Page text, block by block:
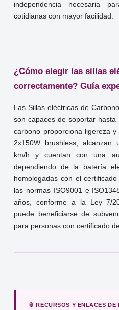
independencia necesaria
cotidianas con mayor facilidad.
¿Cómo elegir las sillas
correctamente? Guía
Las Sillas eléctricas de
son capaces de soportar
carbono proporciona ligereza
2x150W brushless,
km/h y cuentan con una
dependiendo de la batería
homologadas con el
las normas ISO9001 e
años, conforme a la Ley 7/
puede beneficiarse de
para personas con certificado
📎 RECURSOS Y ENLACES DE